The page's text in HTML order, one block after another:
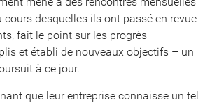
cours desquelles ils ont passé en revue
fait le point sur les progrès
et établi de nouveaux objectifs – un
à ce jour.
que leur entreprise connaisse un tel